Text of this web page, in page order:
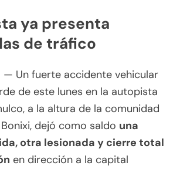
ya presenta
de tráfico
— Un fuerte accidente vehicular
de este lunes en la autopista
a la altura de la comunidad
dejó como saldo una
otra lesionada y cierre total
en dirección a la capital